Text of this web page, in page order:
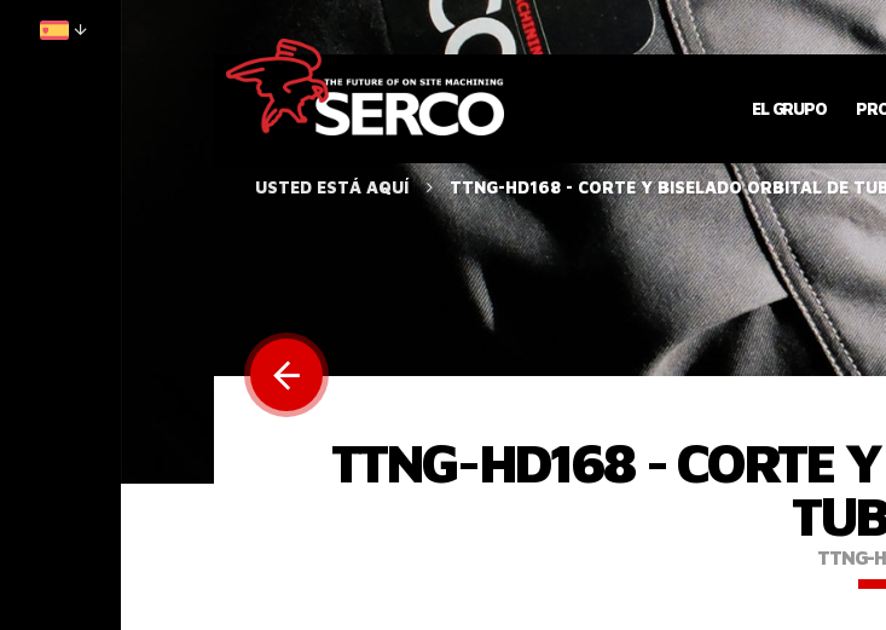
EL GRUPO
USTED ESTÁ AQUÍ TTNG-HD168 - CORTE Y BISELADO ORBITAL DE
TTNG-HD168 - CORTE
TTNG-